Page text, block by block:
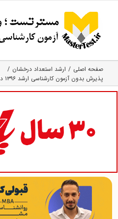
content
صفحه اصلی
ارشد استعداد درخشان
پذیرش بدون آزمون کارشناسی ارشد ۱۳۹۶ دانشگاه حضرت معصومه